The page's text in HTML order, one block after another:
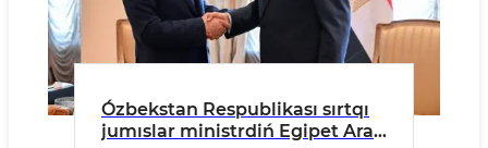
Ózbekstan Respublikası sırtqı
jumıslar ministrdiń Egipet Arab